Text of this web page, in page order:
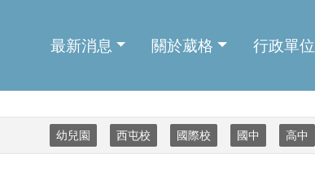
主導覽
最新消息 關於葳格 行政單位
幼兒園 西屯校 國際校 國中 高中